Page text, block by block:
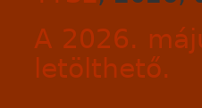
A 2026.
letölthető.